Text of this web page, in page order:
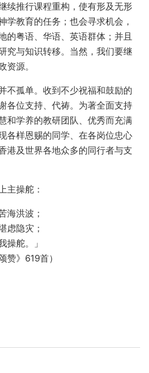
续推行课程重构，使有形及无形
学教育的任务；也会寻求机会，
的粤语、华语、英语群体；并且
究与知识转移。当然，我们要继
资源。
不孤单。收到不少祝福和鼓励的
各位支持、代祷。为著全面支持
和学养的教研团队、优秀而充满
各样恩赐的同学、在各岗位忠心
港及世界各地众多的同行者与支
主操舵：
海洪波；
虑隐灾；
操舵。」
赞》619首）